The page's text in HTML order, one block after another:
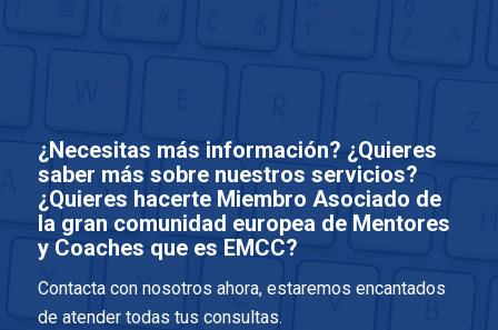
¿Necesitas más información? ¿Quieres
saber más sobre nuestros servicios?
¿Quieres hacerte Miembro Asociado de
la gran comunidad europea de Mentores
y Coaches que es EMCC?
Contacta con nosotros ahora, estaremos encantados
de atender todas tus consultas.